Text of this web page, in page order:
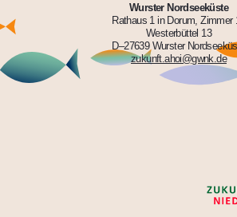
Wurster Nordseeküste
Rathaus 1 in Dorum, Zimmer
Westerbüttel 13
D–27639 Wurster
zukunft.ahoi@gwnk.de